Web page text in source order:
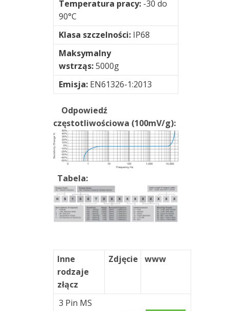
Temperatura pracy: -30 do
90°C
Klasa szczelności: IP68
Maksymalny
wstrząs:5000g
Emisja: EN61326-1:2013
Odpowiedź
częstotliwościowa (100mV/g):
Tabela:
Inne
rodzaje
złącz
Zdjęcie www
3 Pin MS